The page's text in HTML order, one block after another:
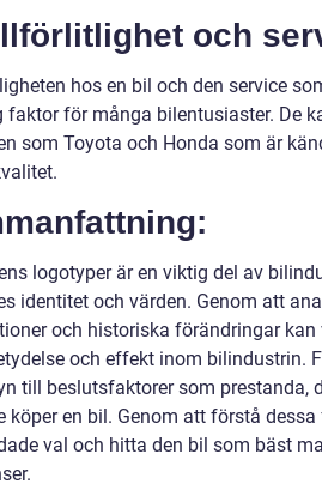
och
hos en bil och den service
faktor för många bilentusiaster. De
som Toyota och Honda som är
logotyper är en viktig del av
identitet och värden. Genom att
och historiska förändringar
och effekt inom bilindustrin.
till beslutsfaktorer som prestanda,
köper en bil. Genom att förstå
val och hitta den bil som bäst